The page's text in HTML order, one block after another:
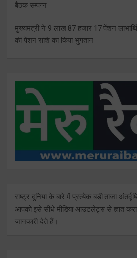
बैठक सम्पन्न
मुख्यमंत्री ने 9 लाख 87 हजार 17 पेंशन
की पेंशन राशि का किया भुगतान
राष्ट्र दुनिया के बारे में प्रत्येक बड़ी ताजा
आपको इसे सीधे मीडिया आउटलेट्स से ज्ञात
जानकारी देते हैं।